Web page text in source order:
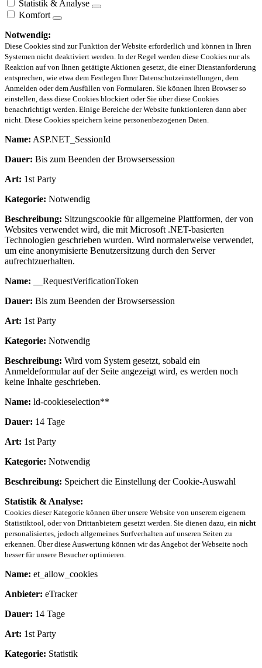
Statistik & Analyse
Komfort
Notwendig:
Diese Cookies sind zur Funktion der Website erforderlich und können in Ihren
Systemen nicht deaktiviert werden. In der Regel werden diese Cookies nur als
Reaktion auf von Ihnen getätigte Aktionen gesetzt, die einer Dienstanforderung
entsprechen, wie etwa dem Festlegen Ihrer Datenschutzeinstellungen, dem
Anmelden oder dem Ausfüllen von Formularen. Sie können Ihren Browser so
einstellen, dass diese Cookies blockiert oder Sie über diese Cookies
benachrichtigt werden. Einige Bereiche der Website funktionieren dann aber
nicht. Diese Cookies speichern keine personenbezogenen Daten.
Name: ASP.NET_SessionId
Dauer: Bis zum Beenden der Browsersession
Art: 1st Party
Kategorie: Notwendig
Beschreibung: Sitzungscookie für allgemeine Plattformen, der von
Websites verwendet wird, die mit Microsoft .NET-basierten
Technologien geschrieben wurden. Wird normalerweise verwendet,
um eine anonymisierte Benutzersitzung durch den Server
aufrechtzuerhalten.
Name: __RequestVerificationToken
Dauer: Bis zum Beenden der Browsersession
Art: 1st Party
Kategorie: Notwendig
Beschreibung: Wird vom System gesetzt, sobald ein
Anmeldeformular auf der Seite angezeigt wird, es werden noch
keine Inhalte geschrieben.
Name: ld-cookieselection**
Dauer: 14 Tage
Art: 1st Party
Kategorie: Notwendig
Beschreibung: Speichert die Einstellung der Cookie-Auswahl
Statistik & Analyse:
Cookies dieser Kategorie können über unsere Website von unserem eigenem
Statistiktool, oder von Drittanbietern gesetzt werden. Sie dienen dazu, ein nicht
personalisiertes, jedoch allgemeines Surfverhalten auf unseren Seiten zu
erkennen. Über diese Auswertung können wir das Angebot der Webseite noch
besser für unsere Besucher optimieren.
Name: et_allow_cookies
Anbieter: eTracker
Dauer: 14 Tage
Art: 1st Party
Kategorie: Statistik